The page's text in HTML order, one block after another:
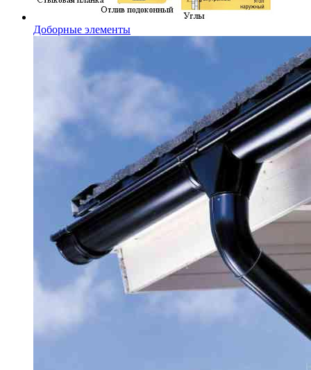
Доборные элементы